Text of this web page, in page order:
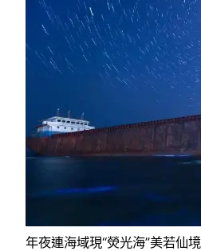
年夜連海域現“熒光海”美若仙境